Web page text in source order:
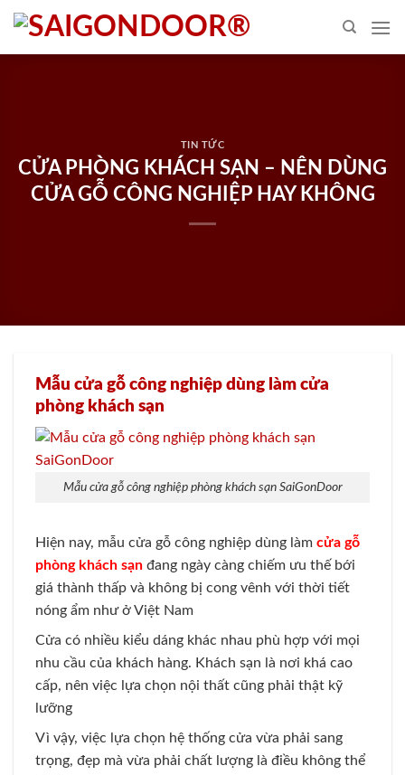
Skip
content
TIN TỨC
CỬA PHÒNG KHÁCH SẠN – NÊN DÙNG
CỬA GỖ CÔNG NGHIỆP HAY KHÔNG
Mẫu cửa gỗ công nghiệp dùng làm cửa
phòng khách sạn
Mẫu cửa gỗ công nghiệp phòng khách sạn SaiGonDoor
Hiện nay, mẫu cửa gỗ công nghiệp dùng làm cửa gỗ
phòng khách sạn đang ngày càng chiếm ưu thế bới
giá thành thấp và không bị cong vênh với thời tiết
nóng ẩm như ở Việt Nam
Cửa có nhiều kiểu dáng khác nhau phù hợp với mọi
nhu cầu của khách hàng. Khách sạn là nơi khá cao
cấp, nên việc lựa chọn nội thất cũng phải thật kỹ
lưỡng
Vì vậy, việc lựa chọn hệ thống cửa vừa phải sang
trọng, đẹp mà vừa phải chất lượng là điều không thể